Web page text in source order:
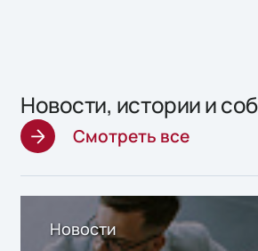
Новости, истории и
Смотреть все
Новости